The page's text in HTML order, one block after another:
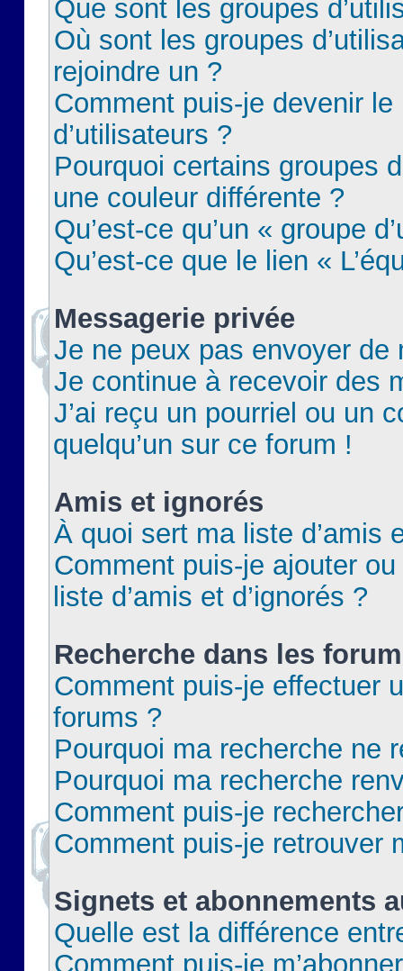
Que sont les groupes
Où sont les groupes
rejoindre un ?
Comment puis-je devenir le
d’utilisateurs ?
Pourquoi certains groupes
une couleur différente ?
Qu’est-ce qu’un « groupe
Qu’est-ce que le lien «
Messagerie privée
Je ne peux pas envoyer de
Je continue à recevoir des
J’ai reçu un pourriel ou un
quelqu’un sur ce forum !
Amis et ignorés
À quoi sert ma liste d’amis
Comment puis-je ajouter
liste d’amis et d’ignorés ?
Recherche dans les
Comment puis-je effectuer
forums ?
Pourquoi ma recherche ne
Pourquoi ma recherche
Comment puis-je
Comment puis-je retrouver
Signets et abonnements
Quelle est la différence
Comment puis-je